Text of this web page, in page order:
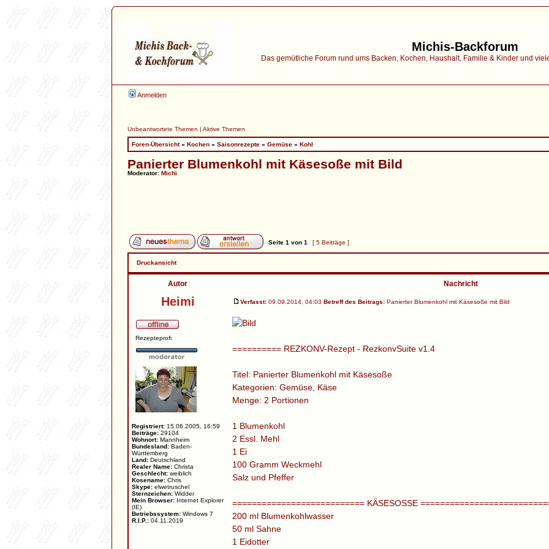
Michis-Backforum
Das gemütliche Forum rund ums Backen, Kochen, Haushalt, Familie & Kinder und
Anmelden
Unbeantwortete Themen | Aktive Themen
Foren-Übersicht» Kochen » Saisonrezepte » Gemüse » Kohl
Panierter Blumenkohl mit Käsesoße mit Bild
Moderator: Michi
Seite 1 von 1 [ 5 Beiträge ]
Druckansicht
Autor Nachricht
Heimi Verfasst: 09.09.2014, 04:03 Betreff des Beitrags: Panierter Blumenkohl mit Käsesoße mit Bild
Rezepteprofi
Registriert: 15.06.2005, 16:59
Beiträge: 29104
Wohnort: Mannheim
Bundesland: Baden-
Württemberg
Land: Deutschland
Realer Name: Christa
Geschlecht: weiblich
Kosename: Chris
Skype: elwetruschel
Sternzeichen: Widder
Mein Browser: Internet Explorer
(IE)
Betriebssystem: Windows 7
R.I.P.: 04.11.2019
========== REZKONV-Rezept - RezkonvSuite v1.4
Titel: Panierter Blumenkohl mit Käsesoße
Kategorien: Gemüse, Käse
Menge: 2 Portionen
1 Blumenkohl
2 Essl. Mehl
1 Ei
100 Gramm Weckmehl
Salz und Pfeffer
=========================== KÄSESOSSE
200 ml Blumenkohlwasser
50 ml Sahne
1 Eidotter